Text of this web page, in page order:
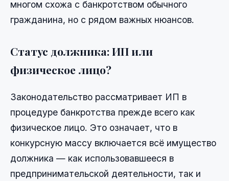
многом схожа с банкротством обычного
гражданина, но с рядом важных нюансов.
Статус должника: ИП или
физическое лицо?
Законодательство рассматривает ИП в
процедуре банкротства прежде всего как
физическое лицо. Это означает, что в
конкурсную массу включается всё имущество
должника — как использовавшееся в
предпринимательской деятельности, так и